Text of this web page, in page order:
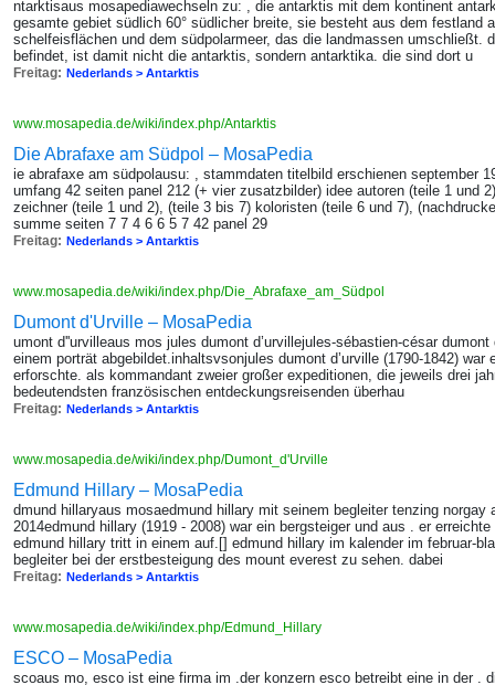
ntarktisaus mosapediawechseln zu: , die antarktis mit dem kontinent
gesamte gebiet südlich 60° südlicher breite, sie besteht aus dem festland
schelfeisflächen und dem südpolarmeer, das die landmassen umschließt.
befindet, ist damit nicht die antarktis, sondern antarktika. die sind dort u
Freitag: Nederlands > Antarktis
www.mosapedia.de/wiki/index.php/Antarktis
Die Abrafaxe am Südpol – MosaPedia
ie abrafaxe am südpolausu: , stammdaten titelbild erschienen september
umfang 42 seiten panel 212 (+ vier zusatzbilder) idee autoren (teile 1 und
zeichner (teile 1 und 2), (teile 3 bis 7) koloristen (teile 6 und 7),
summe seiten 7 7 4 6 6 5 7 42 panel 29
Freitag: Nederlands > Antarktis
www.mosapedia.de/wiki/index.php/Die_Abrafaxe_am_Südpol
Dumont d'Urville – MosaPedia
umont d''urvilleaus mos jules dumont d’urvillejules-sébastien-césar
einem porträt abgebildet.inhaltsvsonjules dumont d’urville (1790-1842)
erforschte. als kommandant zweier großer expeditionen, die jeweils drei
bedeutendsten französischen entdeckungsreisenden überhau
Freitag: Nederlands > Antarktis
www.mosapedia.de/wiki/index.php/Dumont_d'Urville
Edmund Hillary – MosaPedia
dmund hillaryaus mosaedmund hillary mit seinem begleiter tenzing norgay
2014edmund hillary (1919 - 2008) war ein bergsteiger und aus . er
edmund hillary tritt in einem auf.[] edmund hillary im kalender im februar-
begleiter bei der erstbesteigung des mount everest zu sehen. dabei
Freitag: Nederlands > Antarktis
www.mosapedia.de/wiki/index.php/Edmund_Hillary
ESCO – MosaPedia
scoaus mo, esco ist eine firma im .der konzern esco betreibt eine in der .